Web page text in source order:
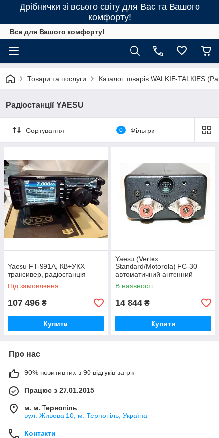
Дрібнички зі всього світу для Вас та Вашого
комфорту!
Все для Вашого комфорту!
Товари та послуги Каталог товарів WALKIE-TALKIES
Радіостанції YAESU
Сортування 0 Фільтри
Yaesu FT-991A, КВ+УКХ
трансивер, радіостанція
Під замовлення
107 496 ₴
Купити
Yaesu (Vertex
Standard/Motorola) FC-30
автоматичний антенний
тюнер
В наявності
14 844 ₴
Купити
Про нас
90% позитивних з 90 відгуків за рік
Працює з 27.01.2015
м. м. Тернопіль
вул. Живова 10, м. Тернопіль, Україна
Контакти